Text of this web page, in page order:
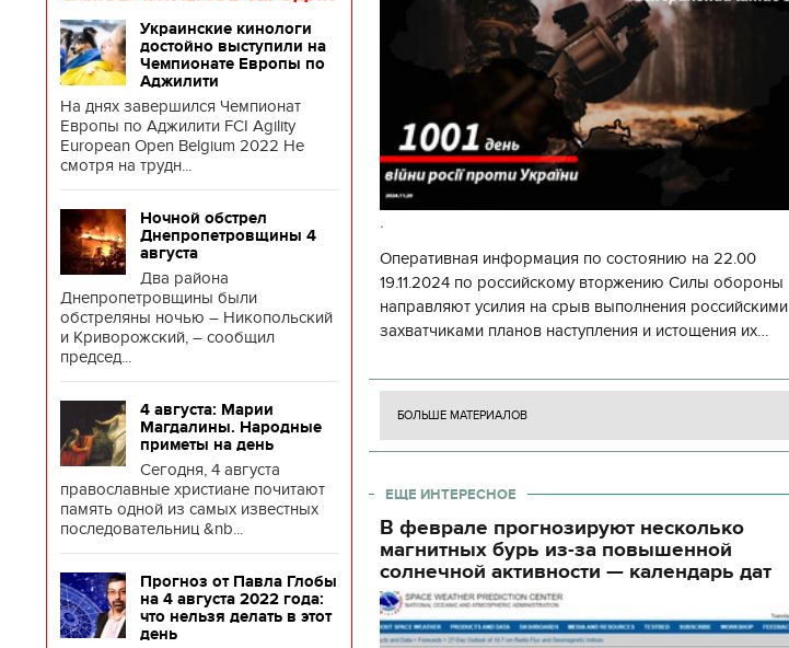
Украинские кинологи
достойно выступили на
Чемпионате Европы по
Аджилити
На днях завершился Чемпионат
Европы по Аджилити FCI Agility
European Open Belgium 2022 Не
смотря на трудн...
Ночной обстрел
Днепропетровщины 4
августа
Два района
Днепропетровщины были
обстреляны ночью – Никопольский
и Криворожский, – сообщил
председ...
4 августа: Марии
Магдалины. Народные
приметы на день
Сегодня, 4 августа
православные христиане почитают
память одной из самых известных
последовательниц &nb...
Прогноз от Павла Глобы
на 4 августа 2022 года:
что нельзя делать в этот
день
.
Оперативная информация по состоянию на 22.00
19.11.2024 по российскому вторжению Силы обороны
направляют усилия на срыв выполнения российскими
захватчиками планов наступления и истощения их
боевых ст
БОЛЬШЕ МАТЕРИАЛОВ
ЕЩЕ ИНТЕРЕСНОЕ
В феврале прогнозируют несколько
магнитных бурь из-за повышенной
солнечной активности — календарь дат